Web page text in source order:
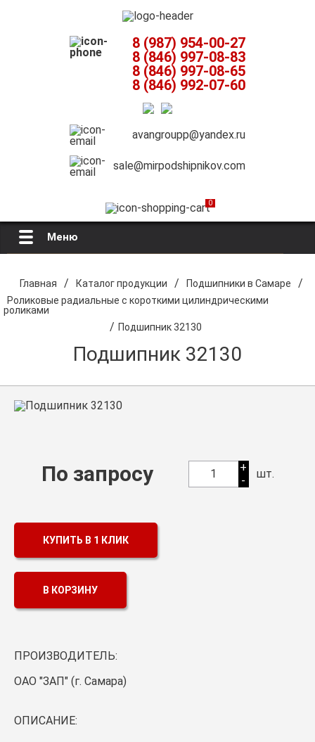
8 (987) 954-00-27
8 (846) 997-08-83
8 (846) 997-08-65
8 (846) 992-07-60
avangroupp@yandex.ru
sale@mirpodshipnikov.com
0
Меню
О компании
Каталог продукции
Подшипники в Самаре
Смазка
Контакты
Главная / Каталог продукции / Подшипники в Самаре /
Роликовые радиальные с короткими цилиндрическими
роликами
/ Подшипник 32130
Подшипник 32130
По запросу 1
+
-
шт.
КУПИТЬ В 1 КЛИК
В КОРЗИНУ
ПРОИЗВОДИТЕЛЬ:
ОАО "ЗАП" (г. Самара)
ОПИСАНИЕ: